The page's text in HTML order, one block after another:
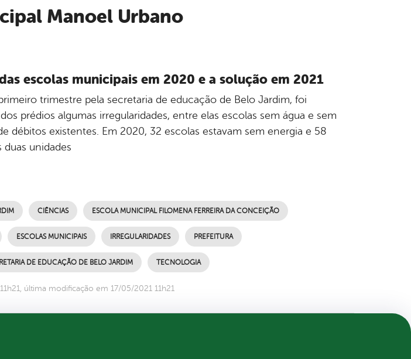
Manoel Urbano
escolas municipais em 2020 e a solução em 2021
trimestre pela secretaria de educação de Belo Jardim, foi
prédios algumas irregularidades, entre elas escolas sem água e sem
débitos existentes. Em 2020, 32 escolas estavam sem energia e 58
duas unidades
CIÊNCIAS ESCOLA MUNICIPAL FILOMENA FERREIRA DA CONCEIÇÃO
ESCOLAS MUNICIPAIS IRREGULARIDADES PREFEITURA
DE EDUCAÇÃO DE BELO JARDIM TECNOLOGIA
última modificação em 17/05/2021 11h21